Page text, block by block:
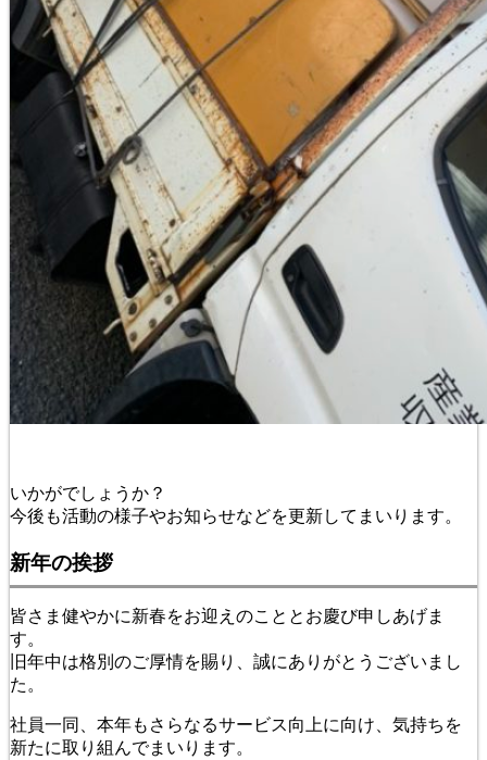
いかがでしょうか？
今後も活動の様子やお知らせなどを更新してまいります。
新年の挨拶
皆さま健やかに新春をお迎えのこととお慶び申しあげま
す。
旧年中は格別のご厚情を賜り、誠にありがとうございまし
た。
社員一同、本年もさらなるサービス向上に向け、気持ちを
新たに取り組んでまいります。